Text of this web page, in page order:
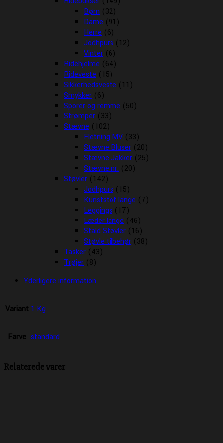
Børn (32)
Dame (91)
Herre (6)
Jodhpurs (12)
Vinter (6)
Ridehjelme (64)
Rideveste (15)
Sikkerhedsveste (11)
Smykker (6)
Sporer og remme (50)
Strømper (33)
Stævne (102)
Fletning MV (33)
Stævne Bluser (20)
Stævne Jakker (25)
Stævne nr. (20)
Støvler (142)
Jodhpurs (15)
Kunststof lange (7)
Leggings (17)
Læder lange (46)
Stald Støvler (16)
Støvle tilbehør (38)
Tasker (43)
Trøjer (8)
Yderligere information
Variant 1 Kg
Farve standard
Relaterede varer